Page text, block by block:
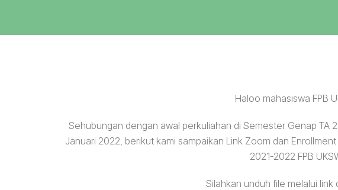
Haloo mahasiswa FPB
Sehubungan dengan awal perkuliahan di Semester Genap TA
Januari 2022, berikut kami sampaikan Link Zoom dan
2021-2022 FPB
Silahkan unduh file melalui link